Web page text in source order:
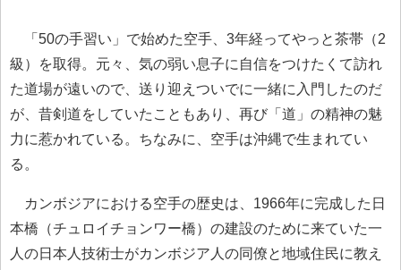
「50の手習い」で始めた空手、3年経ってやっと茶帯（2
級）を取得。元々、気の弱い息子に自信をつけたくて訪れ
た道場が遠いので、送り迎えついでに一緒に入門したのだ
が、昔剣道をしていたこともあり、再び「道」の精神の魅
力に惹かれている。ちなみに、空手は沖縄で生まれてい
る。
カンボジアにおける空手の歴史は、1966年に完成した日
本橋（チュロイチョンワー橋）の建設のために来ていた一
人の日本人技術士がカンボジア人の同僚と地域住民に教え